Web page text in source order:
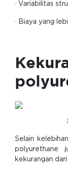
· Variabilitas
· Biaya yang
Selain
polyurethane
kekurangan